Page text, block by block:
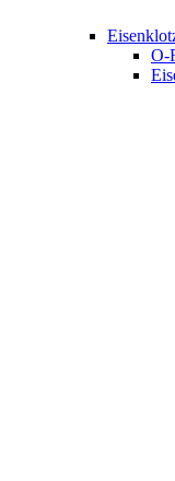
O-